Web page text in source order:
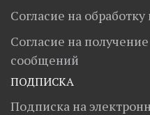
Согласие на
Согласие на
сообщений
ПОДПИСКА
Подписка на